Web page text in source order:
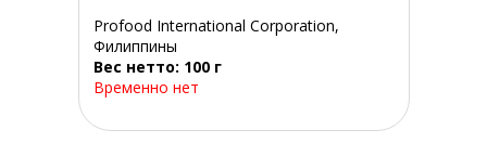
Profood International Corporation,
Филиппины
Вес нетто: 100 г
Временно нет